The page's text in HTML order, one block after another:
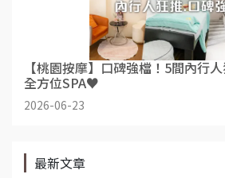
【桃園按摩】口碑強檔！5間內行
全方位SPA♥
2026-06-23
最新文章